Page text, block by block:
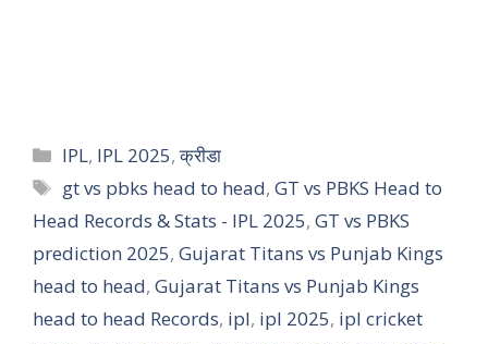
IPL, IPL 2025,क्रीडा
gt vs pbks head to head,GT vs PBKS Head to
Head Records & Stats - IPL 2025, GT vs PBKS
prediction 2025, Gujarat Titans vs Punjab Kings
head to head, Gujarat Titans vs Punjab Kings
head to head Records, ipl, ipl 2025, ipl cricket